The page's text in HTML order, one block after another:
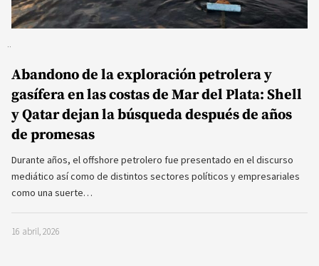
Abandono de la exploración petrolera y
gasífera en las costas de Mar del Plata: Shell
y Qatar dejan la búsqueda después de años
de promesas
Durante años, el offshore petrolero fue presentado en el discurso
mediático así como de distintos sectores políticos y empresariales
como una suerte…
16 abril, 2026